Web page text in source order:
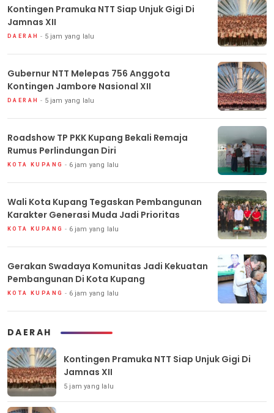
Kontingen Pramuka NTT Siap Unjuk Gigi Di
Jamnas XII
DAERAH 5 jam yang lalu
Gubernur NTT Melepas 756 Anggota
Kontingen Jambore Nasional XII
DAERAH 5 jam yang lalu
Roadshow TP PKK Kupang Bekali Remaja
Rumus Perlindungan Diri
KOTA KUPANG 6 jam yang lalu
Wali Kota Kupang Tegaskan Pembangunan
Karakter Generasi Muda Jadi Prioritas
KOTA KUPANG 6 jam yang lalu
Gerakan Swadaya Komunitas Jadi Kekuatan
Pembangunan Di Kota Kupang
KOTA KUPANG 6 jam yang lalu
DAERAH
Kontingen Pramuka NTT Siap Unjuk Gigi Di
Jamnas XII
5 jam yang lalu